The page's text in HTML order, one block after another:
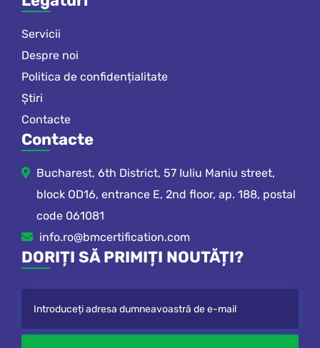
Servicii
Despre noi
Politica de confidențialitate
Știri
Contacte
Contacte
Bucharest, 6th District, 57 Iuliu Maniu street,
block OD16, entrance E, 2nd floor, ap. 188, postal
code 061081
info.ro@bmcertification.com
DORIȚI SĂ PRIMIȚI NOUTĂȚI?